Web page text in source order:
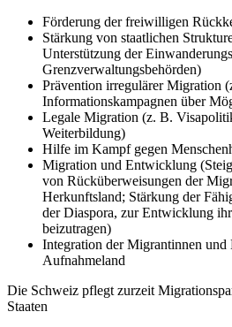
Förderung der freiwilligen
Stärkung von staatlichen
Unterstützung der
Grenzverwaltungsbehörden)
Prävention irregulärer Migration
Informationskampagnen über
Legale Migration (z. B.
Weiterbildung)
Hilfe im Kampf gegen
Migration und Entwicklung
von Rücküberweisungen der
Herkunftsland; Stärkung der
der Diaspora, zur Entwicklung
beizutragen)
Integration der Migrantinnen und
Aufnahmeland
Die Schweiz pflegt zurzeit
Staaten